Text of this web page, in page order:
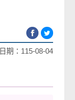
日期：115-08-04